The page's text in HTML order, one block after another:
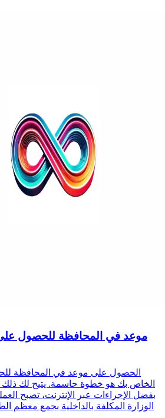
موعد في المحافظة للحصول على
الحصول على موعد في المحافظة
الخاص بك هو خطوة حاسمة. يتيح لك
بفضل الإجراءات عبر الإنترنت، تصبح
الوزارة المكلفة بالداخلية بجمع معظم